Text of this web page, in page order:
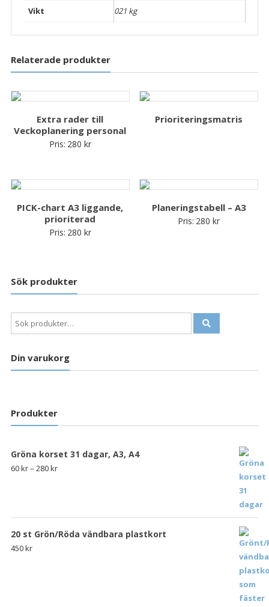
Vikt 021 kg
Relaterade produkter
Extra rader till
Veckoplanering personal
Pris: 280 kr
Prioriteringsmatris
PICK-chart A3 liggande,
prioriterad
Pris: 280 kr
Planeringstabell – A3
Pris: 280kr
Sök produkter
Sök
efter:
Din varukorg
Produkter
Gröna korset 31 dagar, A3, A4
60kr– 280kr
20 st Grön/Röda vändbara plastkort
450kr